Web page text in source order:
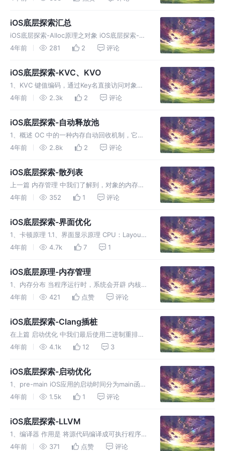
件化分层 一般项目的组件化分为业务层、通用
层、基础层 划分
iOS底层探索汇总
iOS底层探索-Alloc原理之对象 iOS底层探索-
Alloc原理之内存 iOS底层探索-Alloc原理之类
原理之属性、方法 iOS底层探索-ca
4年前 281 2 评论
iOS底层探索-KVC、KVO
1、KVC 键值编码，通过Key名直接访问对象属
性，由NSKeyValueCoding非正式协议启用的机
NSDictionary、NSMuta
4年前 2.3k 2 评论
iOS底层探索-自动释放池
1、概述 OC 中的一种内存自动回收机制，它可
以将加入AutoreleasePool中的变量release的
量会在超出其作用域时立即 release ，如果将
4年前 2.8k 2 评论
iOS底层探索-散列表
上一篇 内存管理 中我们了解到，对象的内存管
理有tagged pointer这种无需引用计数的，也
nonpointerIsa、或者nonpointerIsa中的 ext
4年前 352 1 评论
iOS底层探索-界面优化
1、卡顿原理 1.1、界面显示原理 CPU：Layout
UI布局、文本计算、Display绘制、Prepare图
渲染，将结果放入 FrameBuf
4年前 4.7k 7 1
iOS底层原理-内存管理
1、内存分布 当程序运行时，系统会开辟 内核
区、程序使用的内存五大区和保留区 1.1、数据
理 引用类型 继承自NSObject的 存入堆 需要内
4年前 421 点赞 评论
iOS底层探索-Clang插桩
在上篇 启动优化 中我们最后使用二进制重排方
法，将启动相关的符号方法提前加载到内存，从
度，但我们如何确定需要将哪些方法提前呢？本
篇就来介绍寻找这些
4年前 4.1k 12 3
iOS底层探索-启动优化
1、pre-main iOS应用的启动时间分为main函数
之前与main函数之后，main之前的部分叫做
们可以通过设置 Edit Sc
4年前 1.5k 1 评论
iOS底层探索-LLVM
1、编译器 作用是 将源代码编译成可执行程序
1.1、编译器构成 编译器由前端编译器、优化器
4年前 371 点赞 评论